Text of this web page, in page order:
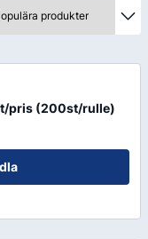
samtidigt som vi
pris (200st/rulle)